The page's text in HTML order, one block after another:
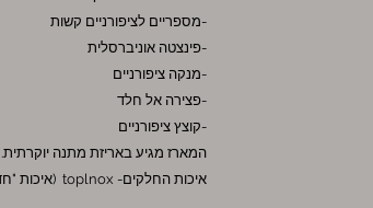
-מספריים לציפורניים קשות
-פינצטה אוניברסלית
-מנקה ציפורניים
-פצירה אל חלד
-קוצץ ציפורניים
המארז מגיע באריזת מתנה יוקרתית.
איכות החלקים- toplnox (איכות "חדר ניתוח"/"חדר נקי")